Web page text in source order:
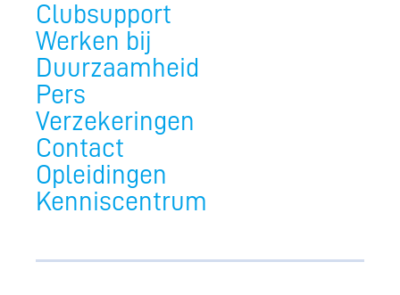
Clubsupport
Werken bij
Duurzaamheid
Pers
Verzekeringen
Contact
Opleidingen
Kenniscentrum